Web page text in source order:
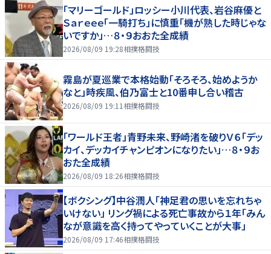
「マリーゴールド」ロッシー小川代表、岩谷麻優と
Ｓａｒｅｅｅ「一騎打ち」に慎重「機が熟した時じゃな
いですか」…８・９おおた全成績
2026/08/09 19:28相撲格闘技
霧島が夏巡業で本格始動「そろそろ、始めようか
なと」時疾風、伯乃富士と10番申し合い稽古
2026/08/09 19:11 相撲格闘技
「ワールド王者」青野未来、野崎渚を破りＶ６「デッ
カイ、デッカイチャンピオンになりたい」…８・９お
おた全成績
2026/08/09 18:26相撲格闘技
【ボクシング】中谷潤人「神足君の思いを忘れちゃ
いけない」 リング禍による死亡事故から１年「みん
なが意識を高く持ってやっていくことが大事」
2026/08/09 17:46相撲格闘技